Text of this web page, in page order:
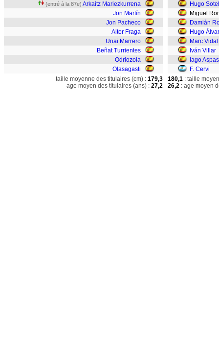
(entré à la 87e) Arkaitz Mariezkurrena
Jon Martín
Jon Pacheco
Aitor Fraga
Unai Marrero
Beñat Turrientes
Odriozola
Olasagasti
Hugo
Miguel
Damián
Hugo
Marc Vidal
Iván Villar
Iago Aspas
F. Cervi
taille moyenne des titulaires (cm) : 179,3
age moyen des titulaires (ans) : 27,2
180,1 : taille
26,2 : age moyen